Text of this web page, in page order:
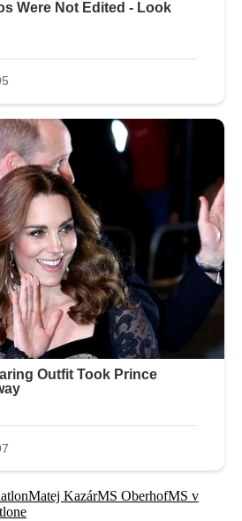
Matej KazárMS OberhofMS v